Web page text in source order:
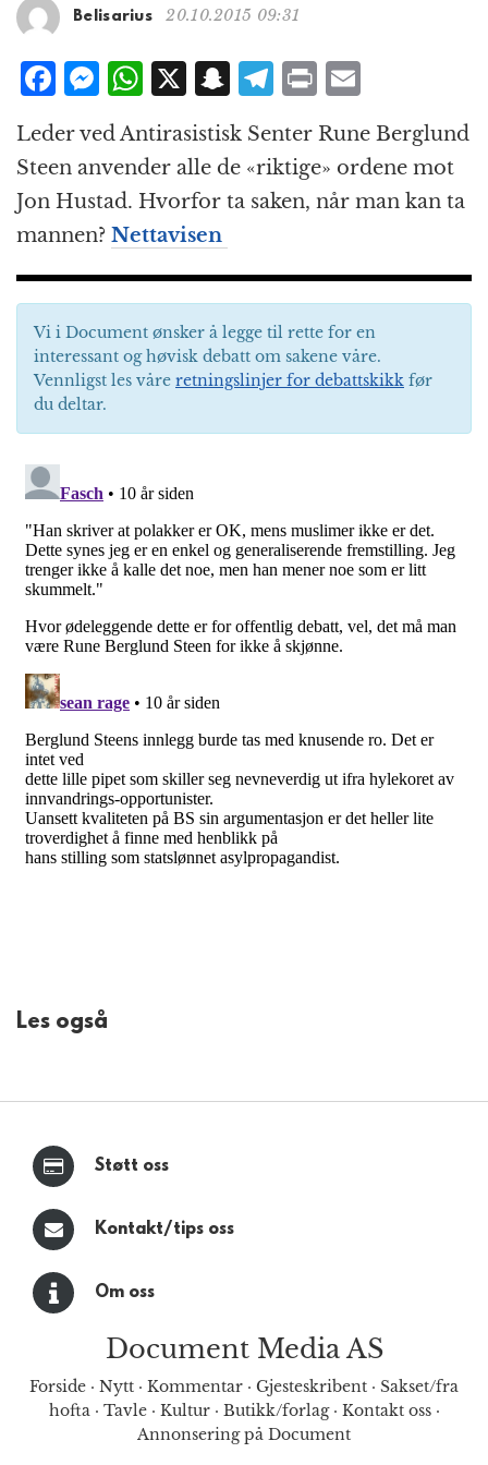
g
t
n
Belisarius 20.10.2015 09:31
F
c
e
b
o
o
k
M
e
ss
e
n
g
e
r
W
h
at
s
A
p
p
X S
n
a
p
c
at
T
e
g
r
m
P
n
t
ai
l
Leder ved Antirasistisk Senter Rune Berglund
Steen anvender alle de «riktige» ordene mot
Jon Hustad. Hvorfor ta saken, når man kan ta
mannen? Nettavisen
Vi i Document ønsker å legge til rette for en
interessant og høvisk debatt om sakene våre.
Vennligst les våre retningslinjer for debattskikk før
du deltar.
Les også
Støtt oss
Kontakt/tips oss
Om oss
Document Media AS
Forside · Nytt · Kommentar · Gjesteskribent · Sakset/fra
hofta· Tavle· Kultur· Butikk/forlag· Kontakt oss·
Annonsering på Document